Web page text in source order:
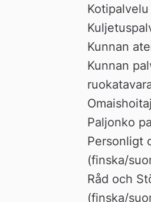
Kotipalvelu
Kunnan
Kunnan
Paljonko
Personligt
(finska/
Råd och
(finska/